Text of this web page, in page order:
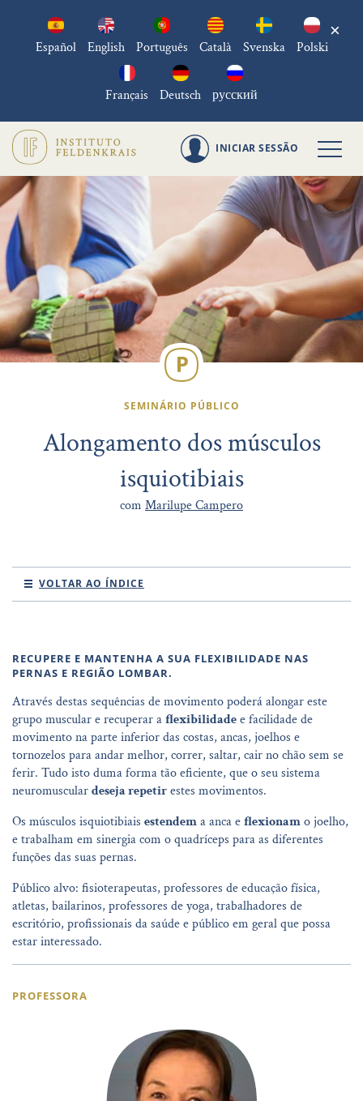
Español English Português Català Svenska Polski
Français Deutsch русский
×
INICIAR SESSÃO
SEMINÁRIO PÚBLICO
Alongamento dos músculos
isquiotibiais
com Marilupe Campero
VOLTAR AO ÍNDICE
RECUPERE E MANTENHA A SUA FLEXIBILIDADE NAS
PERNAS E REGIÃO LOMBAR.
Através destas sequências de movimento poderá alongar este
grupo muscular e recuperar aflexibilidadee facilidade de
movimento na parte inferior das costas, ancas, joelhos e
tornozelos para andar melhor, correr, saltar, cair no chão sem se
ferir. Tudo isto duma forma tão eficiente, que o seu sistema
neuromusculardeseja repetirestes movimentos.
Os músculos isquiotibiais estendema anca eflexionamo joelho,
e trabalham em sinergia com o quadríceps para as diferentes
funções das suas pernas.
Público alvo: fisioterapeutas, professores de educação física,
atletas, bailarinos, professores de yoga, trabalhadores de
escritório, profissionais da saúde e público em geral que possa
estar interessado.
PROFESSORA